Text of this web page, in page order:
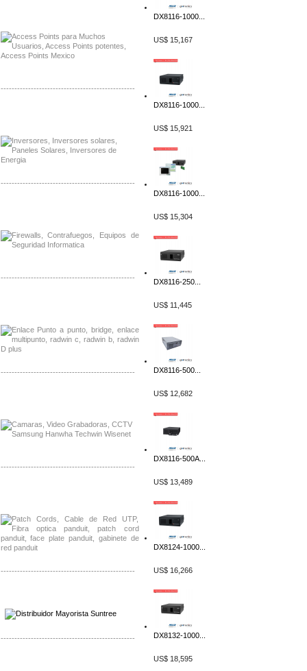
-------------------------------------------------
-------------------------------------------------
-------------------------------------------------
-------------------------------------------------
-------------------------------------------------
-------------------------------------------------
-------------------------------------------------
DX8116-1000...
US$ 15,167
DX8116-1000...
US$ 15,921
DX8116-1000...
US$ 15,304
DX8116-250...
US$ 11,445
DX8116-500...
US$ 12,682
DX8116-500A...
US$ 13,489
DX8124-1000...
US$ 16,266
DX8132-1000...
US$ 18,595